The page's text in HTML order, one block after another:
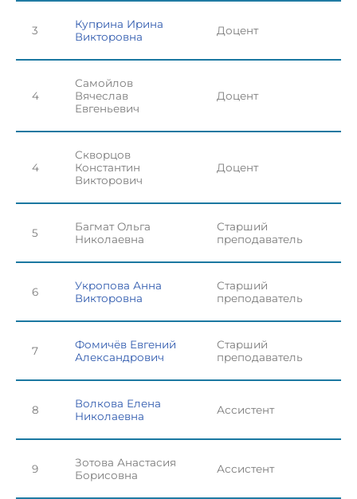
3
Куприна Ирина
Викторовна
Доцент
4
Самойлов
Вячеслав
Евгеньевич
Доцент
4
Скворцов
Константин
Викторович
Доцент
5
Багмат Ольга
Николаевна
Старший
преподаватель
6
Укропова Анна
Викторовна
Старший
преподаватель
7
Фомичёв Евгений
Александрович
Старший
преподаватель
8
Волкова Елена
Николаевна
Ассистент
9
Зотова Анастасия
Борисовна
Ассистент